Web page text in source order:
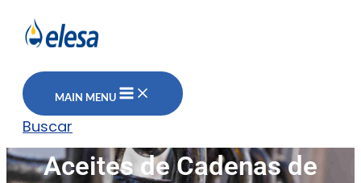
MAIN MENU
Buscar
Aceites de Cadenas de